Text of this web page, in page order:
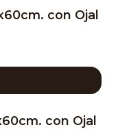
con Ojal
con Ojal